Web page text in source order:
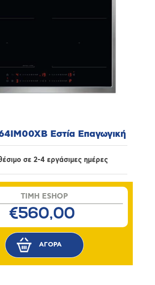
Εστία Επαγωγική
σε 2-4 εργάσιμες ημέρες
TIMH ESHOP
€560,00